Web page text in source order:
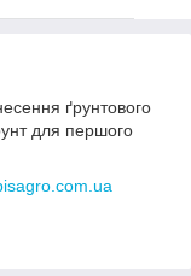
ґрунтового
для першого